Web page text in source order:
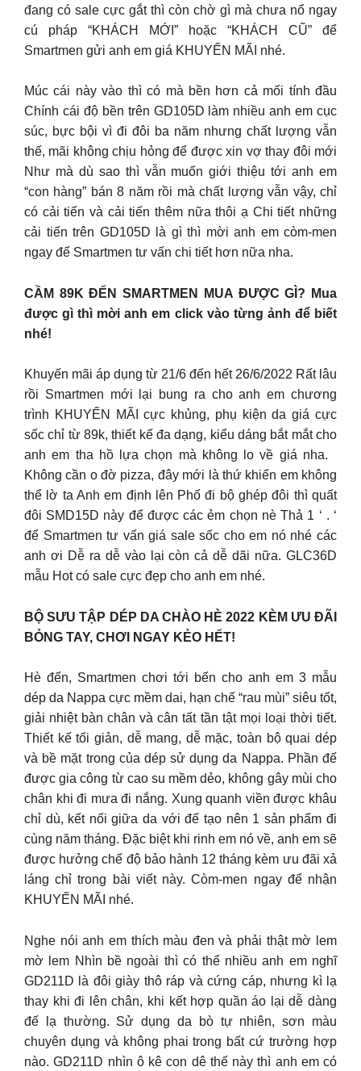
đang có sale cực gắt thì còn chờ gì mà chưa nổ ngay
cú pháp “KHÁCH MỚI” hoặc “KHÁCH CŨ” để
Smartmen gửi anh em giá KHUYẾN MÃI nhé.
Múc cái này vào thì có mà bền hơn cả mối tính đầu
Chính cái độ bền trên GD105D làm nhiều anh em cục
súc, bực bội vì đi đôi ba năm nhưng chất lượng vẫn
thế, mãi không chịu hỏng để được xin vợ thay đôi mới
Như mà dù sao thì vẫn muốn giới thiệu tới anh em
“con hàng” bán 8 năm rồi mà chất lượng vẫn vậy, chỉ
có cải tiến và cải tiến thêm nữa thôi ạ Chi tiết những
cải tiến trên GD105D là gì thì mời anh em còm-men
ngay để Smartmen tư vấn chi tiết hơn nữa nha.
CẦM 89K ĐẾN SMARTMEN MUA ĐƯỢC GÌ? Mua
được gì thì mời anh em click vào từng ảnh để biết
nhé!
Khuyến mãi áp dụng từ 21/6 đến hết 26/6/2022 Rất lâu
rồi Smartmen mới lại bung ra cho anh em chương
trình KHUYẾN MÃI cực khủng, phụ kiện da giá cực
sốc chỉ từ 89k, thiết kế đa dạng, kiểu dáng bắt mắt cho
anh em tha hồ lựa chọn mà không lo về giá nha.
Không cần o đờ pizza, đây mới là thứ khiến em không
thể lờ ta Anh em định lên Phố đi bộ ghép đôi thì quất
đôi SMD15D này để được các ẻm chọn nè Thả 1 ‘ . ‘
để Smartmen tư vấn giá sale sốc cho em nó nhé các
anh ơi Dễ ra dễ vào lại còn cả dễ dãi nữa. GLC36D
mẫu Hot có sale cực đẹp cho anh em nhé.
BỘ SƯU TẬP DÉP DA CHÀO HÈ 2022 KÈM ƯU ĐÃI
BỎNG TAY, CHƠI NGAY KẺO HẾT!
Hè đến, Smartmen chơi tới bến cho anh em 3 mẫu
dép da Nappa cực mềm dai, hạn chế “rau mùi” siêu tốt,
giải nhiệt bàn chân và cân tất tần tật mọi loại thời tiết.
Thiết kế tối giản, dễ mang, dễ mặc, toàn bộ quai dép
và bề mặt trong của dép sử dụng da Nappa. Phần đế
được gia công từ cao su mềm dẻo, không gây mùi cho
chân khi đi mưa đi nắng. Xung quanh viền được khâu
chỉ dù, kết nối giữa da với đế tạo nên 1 sản phẩm đi
cùng năm tháng. Đặc biệt khi rinh em nó về, anh em sẽ
được hưởng chế độ bảo hành 12 tháng kèm ưu đãi xả
láng chỉ trong bài viết này. Còm-men ngay để nhận
KHUYẾN MÃI nhé.
Nghe nói anh em thích màu đen và phải thật mờ lem
mờ lem Nhìn bề ngoài thì có thể nhiều anh em nghĩ
GD211D là đôi giày thô ráp và cứng cáp, nhưng kì lạ
thay khi đi lên chân, khi kết hợp quần áo lại dễ dàng
đế lạ thường. Sử dụng da bò tự nhiên, sơn màu
chuyên dụng và không phai trong bất cứ trường hợp
nào. GD211D nhìn ô kê con dê thế này thì anh em có